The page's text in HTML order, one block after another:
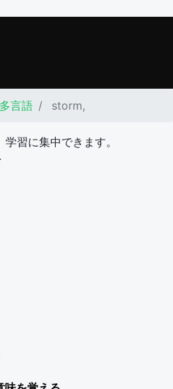
言語 storm,
習に集中できます。